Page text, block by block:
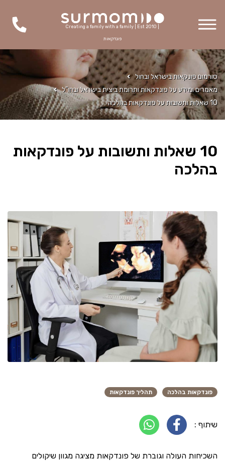
Creating a family with a family | Est 2010 |
פונדקאות
סורמום פונקאות בישראל ובחול
מאמרים ומידע על פונדקאות ותרומת ביצית בישראל ובחו"ל
10 שאלות ותשובות על פונדקאות בהלכה
10 שאלות ותשובות על פונדקאות
בהלכה
פונדקאות בהלכה תהליך פונדקאות
שיתוף :
השכיחות העולה וגוברת של פונדקאות מציגה מגוון שיקולים